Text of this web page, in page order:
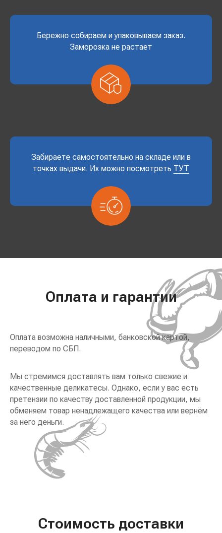
Бережно собираем и упаковываем заказ.
Заморозка не растает
Забираете самостоятельно на складе или в
точках выдачи. Их можно посмотреть ТУТ
Оплата и гарантии
Оплата возможна наличными, банковской картой,
переводом по СБП.
Мы стремимся доставлять вам только свежие и
качественные деликатесы. Однако, если у вас есть
претензии по качеству доставленной продукции, мы
обменяем товар ненадлежащего качества или вернём
за него деньги.
Стоимость доставки